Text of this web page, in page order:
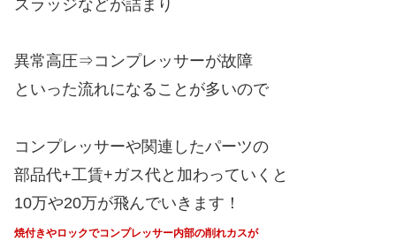
スラッジなどが詰まり
異常高圧⇒コンプレッサーが故障
といった流れになることが多いので
コンプレッサーや関連したパーツの
部品代+工賃+ガス代と加わっていくと
10万や20万が飛んでいきます！
焼付きやロックでコンプレッサー内部の削れカスが